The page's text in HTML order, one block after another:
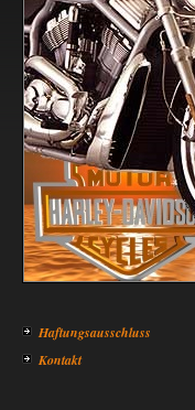
Haftungsausschluss
Kontakt